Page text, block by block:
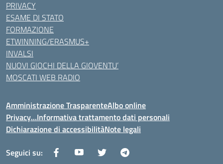
PRIVACY
ESAME DI STATO
FORMAZIONE
ETWINNING/ERASMUS+
INVALSI
NUOVI GIOCHI DELLA GIOVENTU’
MOSCATI WEB RADIO
Amministrazione TrasparenteAlbo online
Privacy…Informativa trattamento dati personali
Dichiarazione di accessibilitàNote legali
Seguici su: